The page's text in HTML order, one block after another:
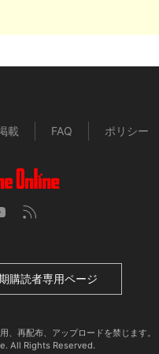
載 FAQ ポリシー
購読者専用ページ
、再配布、アップロードを禁じます。
All Rights Reserved.